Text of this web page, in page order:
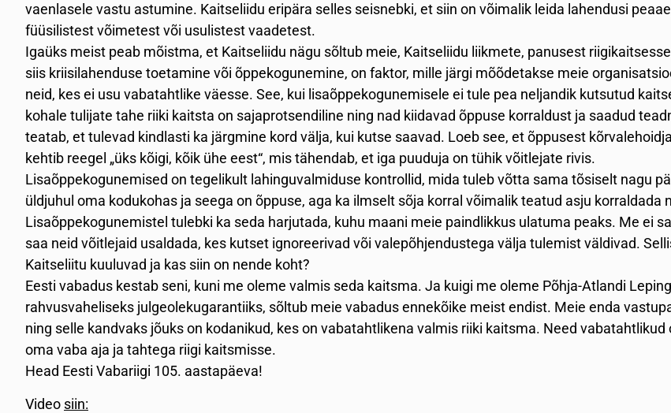
vaenlasele vastu astumine. Kaitseliidu eripära selles seisnebki, et siin on võimalik leida lahendusi
füüsilistest võimetest või usulistest vaadetest.
Igaüks meist peab mõistma, et Kaitseliidu nägu sõltub meie, Kaitseliidu liikmete, panusest
siis kriisilahenduse toetamine või õppekogunemine, on faktor, mille järgi mõõdetakse meie
neid, kes ei usu vabatahtlike väesse. See, kui lisaõppekogunemisele ei tule pea neljandik kutsutud
kohale tulijate tahe riiki kaitsta on sajaprotsendiline ning nad kiidavad õppuse korraldust ja saadud
teatab, et tulevad kindlasti ka järgmine kord välja, kui kutse saavad. Loeb see, et õppusest
kehtib reegel „üks kõigi, kõik ühe eest“, mis tähendab, et iga puuduja on tühik võitlejate rivis.
Lisaõppekogunemised on tegelikult lahinguvalmiduse kontrollid, mida tuleb võtta sama tõsiselt nagu
üldjuhul oma kodukohas ja seega on õppuse, aga ka ilmselt sõja korral võimalik teatud asju
Lisaõppekogunemistel tulebki ka seda harjutada, kuhu maani meie paindlikkus ulatuma peaks. Me ei
saa neid võitlejaid usaldada, kes kutset ignoreerivad või valepõhjendustega välja tulemist väldivad.
Kaitseliitu kuuluvad ja kas siin on nende koht?
Eesti vabadus kestab seni, kuni me oleme valmis seda kaitsma. Ja kuigi me oleme Põhja-Atlandi
rahvusvaheliseks julgeolekugarantiiks, sõltub meie vabadus ennekõike meist endist. Meie enda
ning selle kandvaks jõuks on kodanikud, kes on vabatahtlikena valmis riiki kaitsma. Need
oma vaba aja ja tahtega riigi kaitsmisse.
Head Eesti Vabariigi 105. aastapäeva!
Video siin: